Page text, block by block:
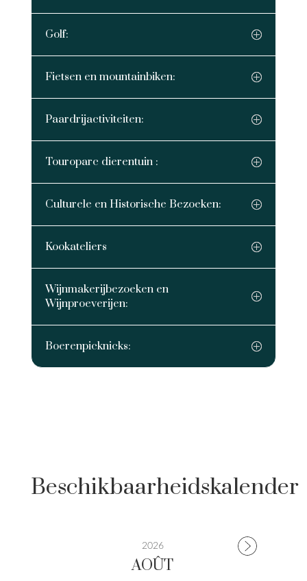
Golf:
Fietsen en mountainbiken:
Paardrijactiviteiten:
Touroparc dierentuin :
Culturele en Historische Bezoeken:
Kookateliers
Wijnmakerijbezoeken en
Wijnproeverijen:
Boerenpicknicks:
Beschikbaarheidskalender
2026
AOÛT